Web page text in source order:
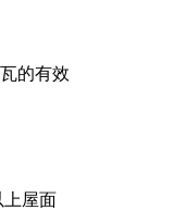
的有效
上屋面